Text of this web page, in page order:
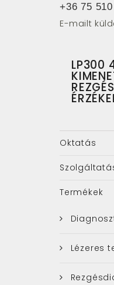
+36 75
E-mailt
LP300
Oktatás
Termékek
Lézeres